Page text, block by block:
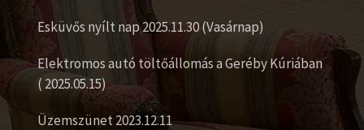
Esküvős nyílt nap 2025.11.30 (Vasárnap)
Elektromos autó töltőállomás a Geréby Kúriában
( 2025.05.15)
Üzemszünet 2023.12.11